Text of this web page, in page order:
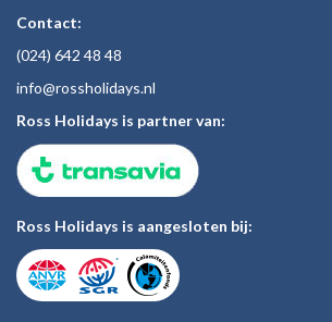
Contact:
(024) 642 48 48
info@rossholidays.nl
Ross Holidays is partner van:
Ross Holidays is aangesloten bij: